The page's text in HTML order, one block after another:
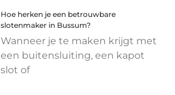
Hoe herken je een betrouwbare
slotenmaker in Bussum?
Wanneer je te maken krijgt met
een buitensluiting, een kapot
slot of